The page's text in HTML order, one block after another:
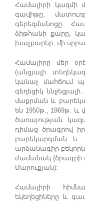
Համալիրի կազմի
գավիթը,
գերեզմանոցը:
ձիթհանի քարը,
խաչքարեր, մի
Համալիրը մեր
(անցյալի
կանաչ մահճում
գեղեցիկ
մաքրման և
են 1950թ., 1969թ. և
ծառայության
դիմաց ծրագրով
բարեկարգման և
արձանագիր
ժամանակ (ծրագրի
Մարուքյան):
Համալիրի
եկեղեցիները և